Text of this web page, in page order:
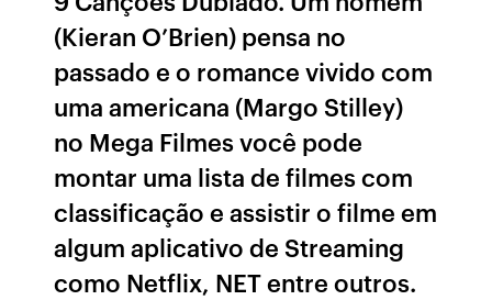
(Kieran O’Brien) pensa no
passado e o romance vivido com
uma americana (Margo Stilley)
no Mega Filmes você pode
montar uma lista de filmes com
classificação e assistir o filme em
algum aplicativo de Streaming
como Netflix, NET entre outros.